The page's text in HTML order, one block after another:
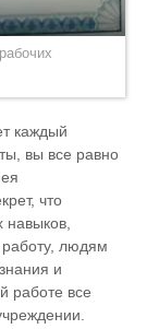
каждый
вы все равно
что
навыков,
людям
и
работе все